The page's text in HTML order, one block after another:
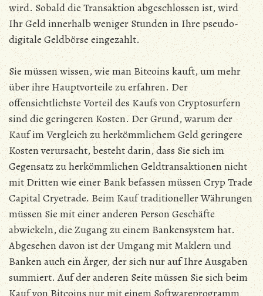
wird. Sobald die Transaktion abgeschlossen ist, wird
Ihr Geld innerhalb weniger Stunden in Ihre pseudo-
digitale Geldbörse eingezahlt.
Sie müssen wissen, wie man Bitcoins kauft, um mehr
über ihre Hauptvorteile zu erfahren. Der
offensichtlichste Vorteil des Kaufs von Cryptosurfern
sind die geringeren Kosten. Der Grund, warum der
Kauf im Vergleich zu herkömmlichem Geld geringere
Kosten verursacht, besteht darin, dass Sie sich im
Gegensatz zu herkömmlichen Geldtransaktionen nicht
mit Dritten wie einer Bank befassen müssen Cryp Trade
Capital Cryetrade. Beim Kauf traditioneller Währungen
müssen Sie mit einer anderen Person Geschäfte
abwickeln, die Zugang zu einem Bankensystem hat.
Abgesehen davon ist der Umgang mit Maklern und
Banken auch ein Ärger, der sich nur auf Ihre Ausgaben
summiert. Auf der anderen Seite müssen Sie sich beim